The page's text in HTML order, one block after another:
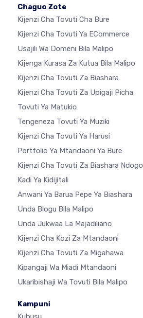
Chaguo Zote
Kijenzi Cha Tovuti Cha Bure
Kijenzi Cha Tovuti Ya ECommerce
Usajili Wa Domeni Bila Malipo
Kijenga Kurasa Za Kutua Bila Malipo
Kijenzi Cha Tovuti Za Biashara
Kijenzi Cha Tovuti Za Upigaji Picha
Tovuti Ya Matukio
Tengeneza Tovuti Ya Muziki
Kijenzi Cha Tovuti Ya Harusi
Portfolio Ya Mtandaoni Ya Bure
Kijenzi Cha Tovuti Za Biashara Ndogo
Kadi Ya Kidijitali
Anwani Ya Barua Pepe Ya Biashara
Unda Blogu Bila Malipo
Unda Jukwaa La Majadiliano
Kijenzi Cha Kozi Za Mtandaoni
Kijenzi Cha Tovuti Za Migahawa
Kipangaji Wa Miadi Mtandaoni
Ukaribishaji Wa Tovuti Bila Malipo
Kampuni